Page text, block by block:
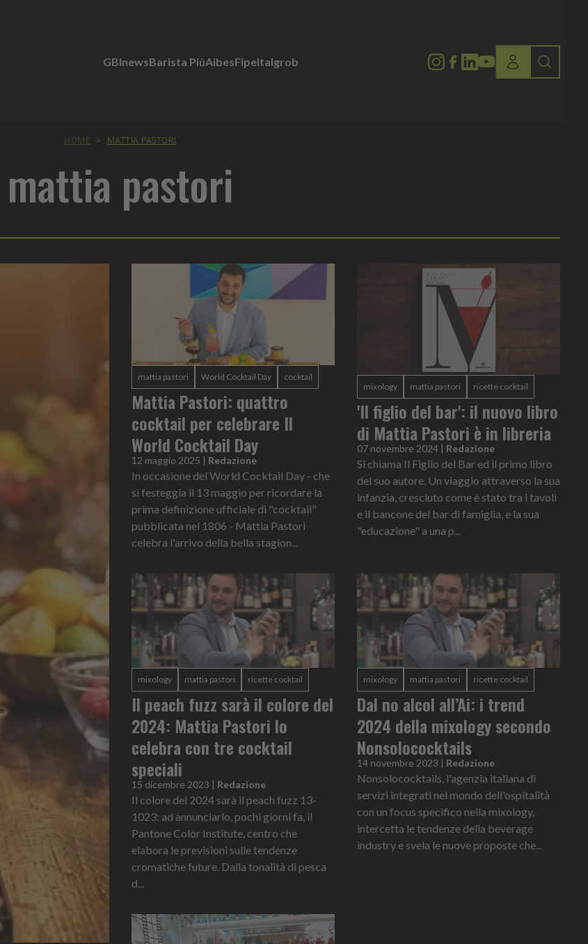
GBInewsBarista PiùAibesFipeItalgrob
HOME > MATTIA PASTORI
mattia pastori
mattia pastori World Cocktail Day cocktail
Mattia Pastori: quattro
cocktail per celebrare Il
World Cocktail Day
12 maggio 2025 | Redazione
In occasione del World Cocktail Day - che
si festeggia il 13 maggio per ricordare la
prima definizione ufficiale di "cocktail"
pubblicata nel 1806 - Mattia Pastori
celebra l'arrivo della bella stagion...
mixology mattia pastori ricette cocktail
'Il figlio del bar': il nuovo libro
di Mattia Pastori è in libreria
07 novembre 2024 | Redazione
Si chiama Il Figlio del Bar ed il primo libro
del suo autore. Un viaggio attraverso la sua
infanzia, cresciuto come è stato tra i tavoli
e il bancone del bar di famiglia, e la sua
"educazione" a una p...
mixology mattia pastori ricette cocktail
Il peach fuzz sarà il colore del
2024: Mattia Pastori lo
celebra con tre cocktail
speciali
15 dicembre 2023 | Redazione
Il colore del 2024 sarà il peach fuzz 13-
1023: ad annunciarlo, pochi giorni fa, il
Pantone Color Institute, centro che
elabora le previsioni sulle tendenze
cromatiche future. Dalla tonalità di pesca
d...
mixology mattia pastori ricette cocktail
Dal no alcol all’Ai: i trend
2024 della mixology secondo
Nonsolococktails
14 novembre 2023 | Redazione
Nonsolococktails, l'agenzia italiana di
servizi integrati nel mondo dell'ospitalità
con un focus specifico nella mixology,
intercetta le tendenze della beverage
industry e svela le nuove proposte che...